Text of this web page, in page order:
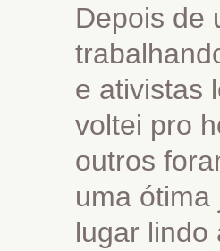
Depois de
e ativistas
voltei pro
outros
uma ótima
lugar lindo